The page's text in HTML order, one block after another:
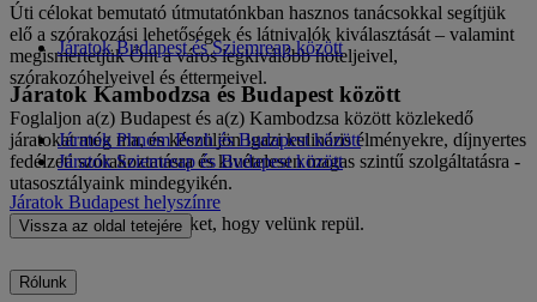
Úti célokat bemutató útmutatónkban hasznos tanácsokkal segítjük
elő a szórakozási lehetőségek és látnivalók kiválasztását – valamint
megismertetjük Önt a város legkiválóbb hoteljeivel,
szórakozóhelyeivel és éttermeivel.
Foglaljon a(z) Budapest és a(z) Kambodzsa között közlekedő
járatokat még ma, és készüljön igazi kulináris élményekre, díjnyertes
fedélzeti szórakoztatásra és kivételesen magas szintű szolgáltatásra -
utasosztályaink mindegyikén.
Örömmel tölt el bennünket, hogy velünk repül.
Járatok Budapest és Sziemreap között
Járatok Kambodzsa és Budapest között
Járatok Phnom Penh és Budapest között
Járatok Sziemreap és Budapest között
Járatok Budapest helyszínre
Vissza az oldal tetejére
Rólunk